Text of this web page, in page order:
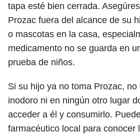
tapa esté bien cerrada.
Prozac fuera del alcance de su
o mascotas en la casa,
medicamento no se guarda en
prueba de niños.
Si su hijo ya no toma Prozac, no
inodoro ni en ningún otro lugar
acceder a él y consumirlo.
farmacéutico local para conocer